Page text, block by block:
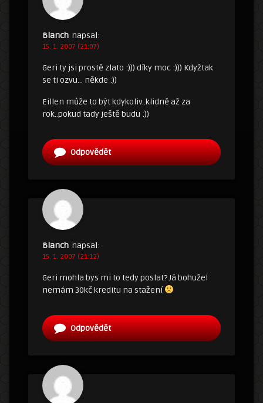
Blanch napsal:
15. 1. 2007 (21:07)
Geri ty jsi prostě zlato :))) díky moc :))) Kdyžtak
se ti ozvu… někde :))
Eillen může to být kdykoliv..klidně až za
rok..pokud tady ještě budu :))
Odpovědět
Blanch napsal:
15. 1. 2007 (21:12)
Geri mohla bys mi to tedy poslat? Já bohužel
nemám 30kč kreditu na stažení
Odpovědět